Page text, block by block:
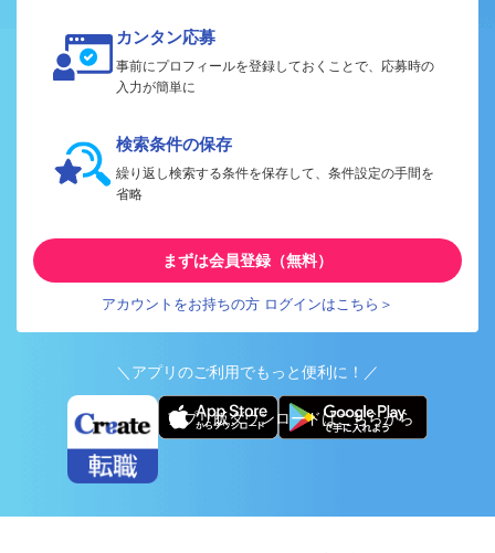
カンタン応募
事前にプロフィールを登録しておくことで、応募時の
入力が簡単に
検索条件の保存
繰り返し検索する条件を保存して、条件設定の手間を
省略
まずは会員登録（無料）
アカウントをお持ちの方 ログインはこちら＞
＼アプリのご利用でもっと便利に！／
アプリ版ダウンロードはこちらから